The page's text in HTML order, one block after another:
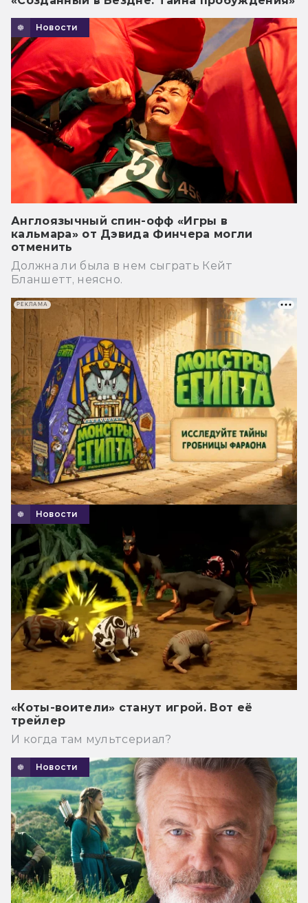
Новости
Англоязычный спин-офф «Игры в
кальмара» от Дэвида Финчера могли
отменить
Должна ли была в нем сыграть Кейт
Бланшетт, неясно.
Новости
«Коты-воители» станут игрой. Вот её
трейлер
И когда там мультсериал?
Новости
РЕКЛАМА